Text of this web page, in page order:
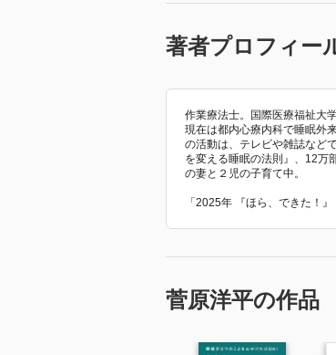
著者プロフィー
作業療法士。国際医療福祉大
現在は都内心療内科で睡眠外
の活動は、テレビや雑誌など
を変える睡眠の法則』、12万
の妻と２児の子育て中。
「2025年 『ほら、できた！
菅原洋平の作品